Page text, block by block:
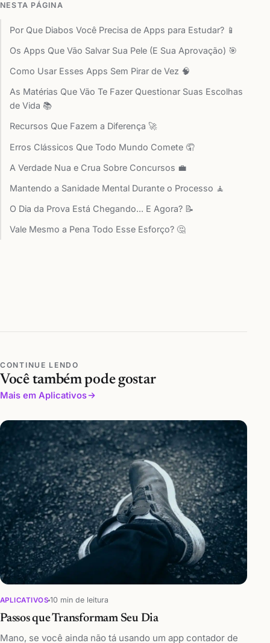
NESTA PÁGINA
Por Que Diabos Você Precisa de Apps para Estudar? 📱
Os Apps Que Vão Salvar Sua Pele (E Sua Aprovação) 🎯
Como Usar Esses Apps Sem Pirar de Vez 🧠
As Matérias Que Vão Te Fazer Questionar Suas Escolhas
de Vida 📚
Recursos Que Fazem a Diferença 🚀
Erros Clássicos Que Todo Mundo Comete 🤦
A Verdade Nua e Crua Sobre Concursos 💼
Mantendo a Sanidade Mental Durante o Processo 🧘
O Dia da Prova Está Chegando... E Agora? 📝
Vale Mesmo a Pena Todo Esse Esforço? 🤔
CONTINUE LENDO
Você também pode gostar
Mais em Aplicativos
APLICATIVOS 10 min de leitura
Passos que Transformam Seu Dia
Mano, se você ainda não tá usando um app contador de